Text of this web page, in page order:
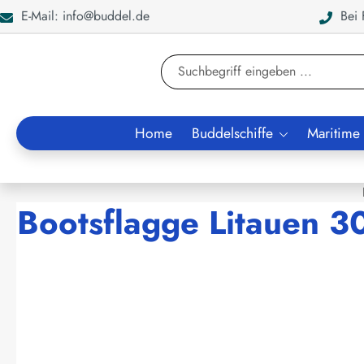
Zur Suche springen
E-Mail: info@buddel.de Bei
Home Buddelschiffe
Bootsflagge Litauen